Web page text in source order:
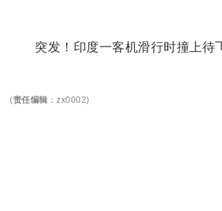
突发！印度一客机滑行时撞上待
(责任编辑 ：zx0002)